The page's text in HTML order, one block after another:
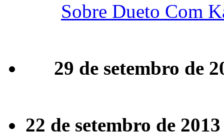
Sobre Dueto Com
29 de setembro de
22 de setembro de 2013